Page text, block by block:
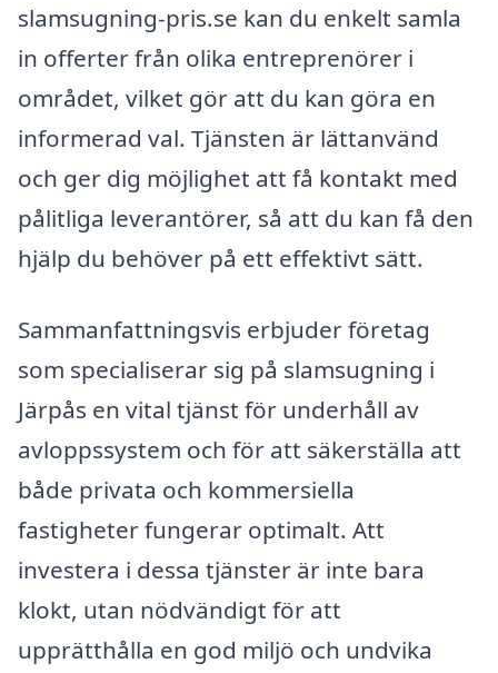
slamsugning-pris.se kan du enkelt samla
in offerter från olika entreprenörer i
området, vilket gör att du kan göra en
informerad val. Tjänsten är lättanvänd
och ger dig möjlighet att få kontakt med
pålitliga leverantörer, så att du kan få den
hjälp du behöver på ett effektivt sätt.
Sammanfattningsvis erbjuder företag
som specialiserar sig på slamsugning i
Järpås en vital tjänst för underhåll av
avloppssystem och för att säkerställa att
både privata och kommersiella
fastigheter fungerar optimalt. Att
investera i dessa tjänster är inte bara
klokt, utan nödvändigt för att
upprätthålla en god miljö och undvika